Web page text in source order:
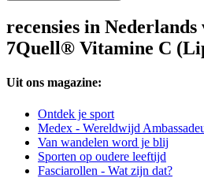
recensies in
7Quell® Vitamine C
Uit ons magazine:
Ontdek je sport
Medex - Wereldwijd
Van wandelen word je blij
Sporten op oudere leeftijd
Fasciarollen - Wat zijn dat?